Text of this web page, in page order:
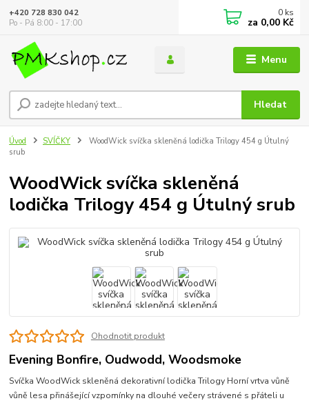
Menu
Hledat
+420 728 830 042
Po - Pá 8:00 - 17:00
0 ks
za 0,00 Kč
Úvod SVÍČKY
WoodWick svíčka skleněná lodička Trilogy 454 g Útulný
srub
WoodWick svíčka skleněná
lodička Trilogy 454 g Útulný srub
Ohodnotit produkt
Evening Bonfire, Oudwodd, Woodsmoke
Svíčka WoodWick skleněná dekorativní lodička Trilogy Horní vrtva vůně
vůně lesa přinášející vzpomínky na dlouhé večery strávené s přáteli u